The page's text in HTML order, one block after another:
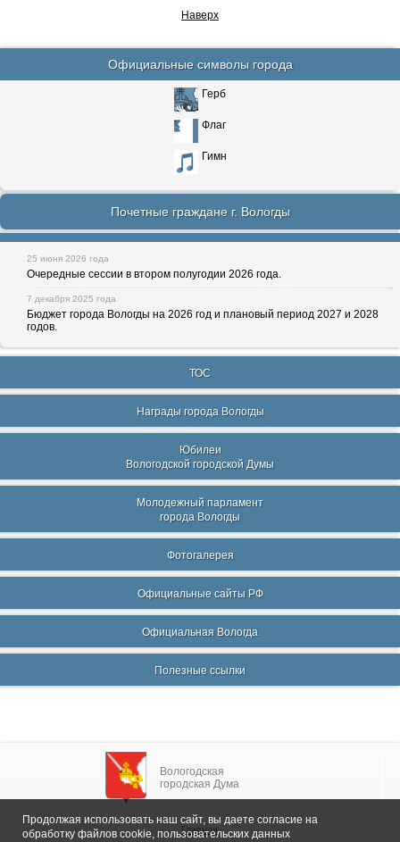
Наверх
Официальные символы города
Герб
Флаг
Гимн
Почетные граждане г. Вологды
25 июня 2026 года
Очередные сессии в втором полугодии 2026 года.
7 декабря 2025 года
Бюджет города Вологды на 2026 год и плановый период 2027 и 2028
годов.
ТОС
Награды города Вологды
Юбилеи
Вологодской городской Думы
Молодежный парламент
города Вологды
Фотогалерея
Официальные сайты РФ
Официальная Вологда
Полезные ссылки
Вологодская
городская Дума
Главная
Продолжая использовать наш сайт, вы даете согласие на
обработку файлов cookie, пользовательских данных